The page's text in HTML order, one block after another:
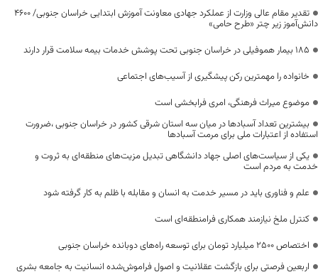
تقدیر مقام عالی وزارت از عملکرد جهادی معاونت آموزش ابتدایی خراسان جنوبی/ ۴۶۰۰
دانش‌آموز زیر چتر «طرح حامی»
۱۸۵ بیمار هموفیلی در خراسان جنوبی تحت پوشش خدمات بیمه سلامت قرار دارند
خانواده را مهمترین رکن پیشگیری از آسیب‌های اجتماعی
موضوع میراث فرهنگی، امری فرابخشی است
بیشترین تعداد آسبادها در میان سه استان شرقی کشور در خراسان جنوبی ،ضرورت
استفاده از اعتبارات ملی برای مرمت آسبادها
یکی از سیاست‌های اصلی جهاد دانشگاهی تبدیل مزیت‌های منطقه‌ای به ثروت و
خدمت به مردم است
علم و فناوری باید در مسیر خدمت به انسان و مقابله با ظلم به کار گرفته شود
کنترل ملخ نیازمند همکاری فرامنطقه‌ای است
اختصاص 2500 میلیارد تومان برای توسعه راه‌های دوبانده خراسان جنوبی
اربعین فرصتی برای بازگشت عقلانیت و اصول فراموش‌شده انسانیت به جامعه بشری